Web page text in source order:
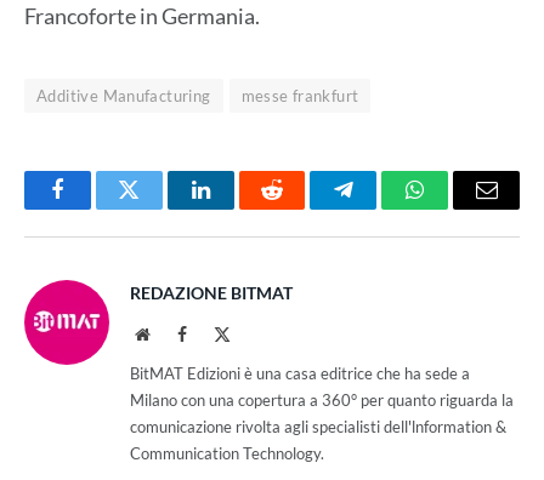
Francoforte in Germania.
Additive Manufacturing messe frankfurt
FacebookTwitter LinkedInReddit TelegramWhatsAppEmail
REDAZIONE BITMAT
WebsiteFacebook
BitMAT Edizioni è una casa editrice che ha sede a
Milano con una copertura a 360° per quanto riguarda la
comunicazione rivolta agli specialisti dell'lnformation &
Communication Technology.